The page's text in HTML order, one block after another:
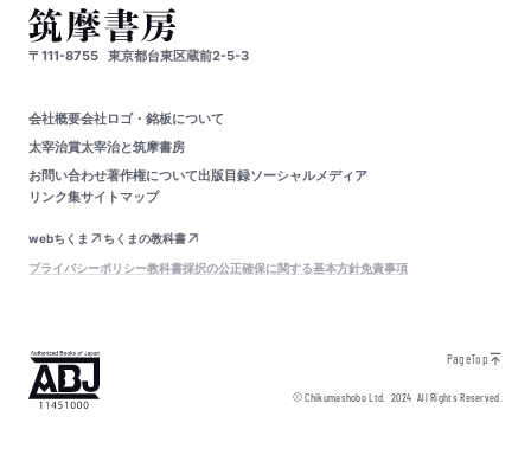
〒111-8755 東京都台東区蔵前2-5-3
会社概要会社ロゴ・銘板について
太宰治賞太宰治と筑摩書房
お問い合わせ著作権について出版目録ソーシャルメディア
リンク集サイトマップ
webちくま
ちくまの教科書
プライバシーポリシー教科書採択の公正確保に関する基本方針免責事項
PageTop
© Chikumashobo Ltd.2024 All Rights Reserved.